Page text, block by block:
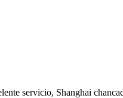
servicio, Shanghai